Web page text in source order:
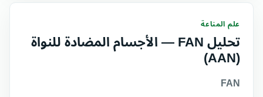
علم المناعة
تحليل FAN — الأجسام المضادة للنواة
(AAN)
FAN